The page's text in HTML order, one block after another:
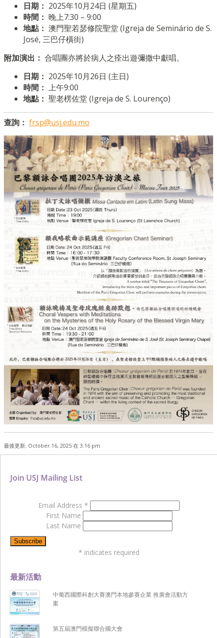
日期： 2025年10月24日 (星期五)
時間： 晚上7:30 – 9:00
地點： 澳門聖若瑟修院聖堂 (Igreja de Seminário de S.
José, 三巴仔橫街)
附加演出： 合唱團亦將於病人之痊出遊彌撒中獻唱。
日期： 2025年10月26日 (主日)
時間： 上午9:00
地點： 聖老楞佐堂 (Igreja de S. Lourenço)
查詢： frsp@usj.edu.mo
最後更新: October 16, 2025 在 3:16 pm
最新活動
中葡西國際科創大賽澳門本地參賽企業 推廣會活動方
案
第五屆澳門模擬聯合國大會
Join USJ Mailing List
Email Address *
First Name
Last Name
* indicates required